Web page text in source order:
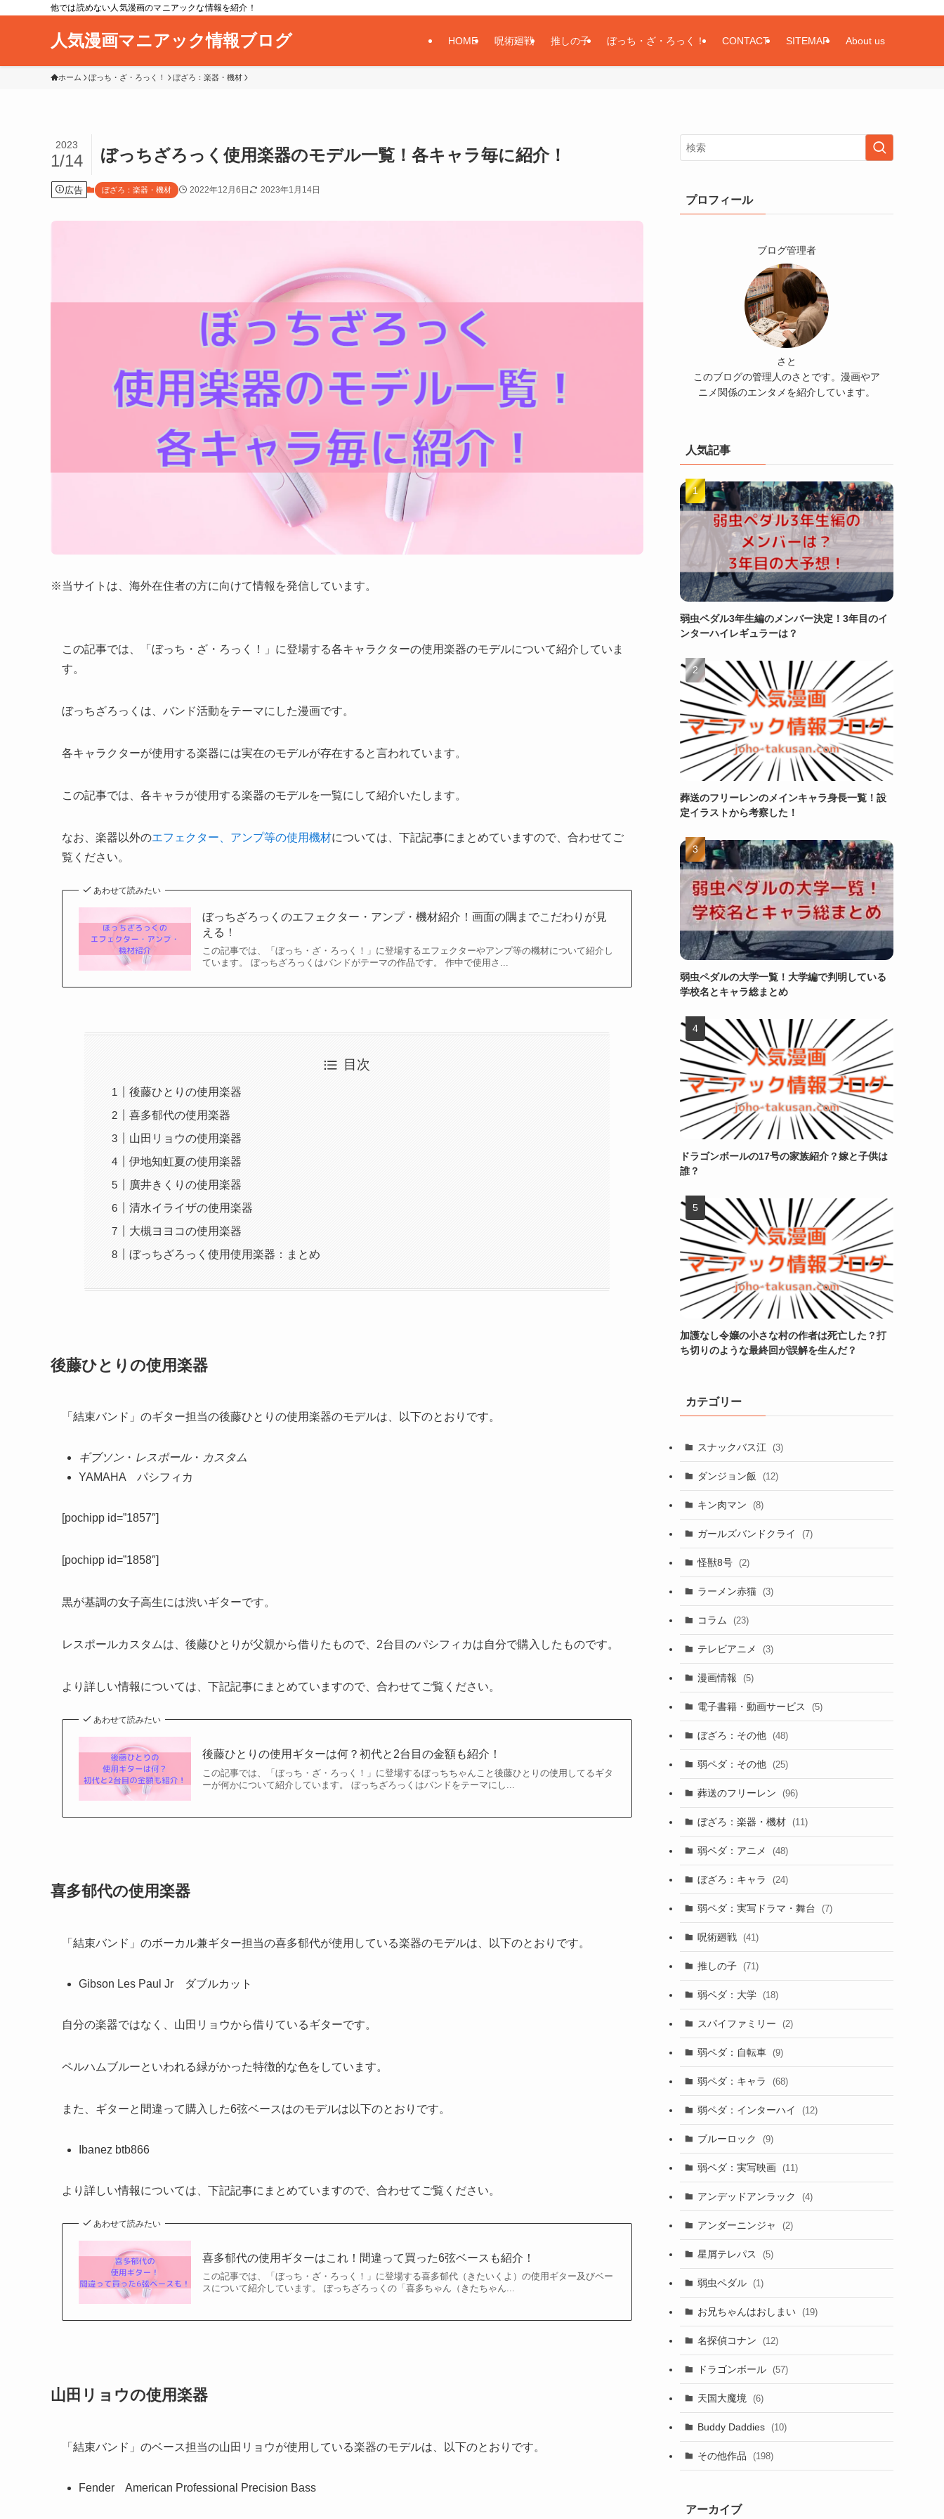
他では読めない人気漫画のマニアックな情報を紹介！
人気漫画マニアック情報ブログ HOME 呪術廻戦 推しの子 ぼっち・ざ・ろっく！ CONTACT SITEMAP About us
ホーム ぼっち・ざ・ろっく！ ぼざろ：楽器・機材
ぼっちざろっく使用楽器のモデル一覧！各キャラ毎に紹介！
2023
1/14
広告 ぼざろ：楽器・機材 2022年12月6日 2023年1月14日
※当サイトは、海外在住者の方に向けて情報を発信しています。
この記事では、「ぼっち・ざ・ろっく！」に登場する各キャラクターの使用楽器のモデルについて紹介していま
す。
ぼっちざろっくは、バンド活動をテーマにした漫画です。
各キャラクターが使用する楽器には実在のモデルが存在すると言われています。
この記事では、各キャラが使用する楽器のモデルを一覧にして紹介いたします。
なお、楽器以外のエフェクター、アンプ等の使用機材については、下記記事にまとめていますので、合わせてご
覧ください。
あわせて読みたい
ぼっちざろっくのエフェクター・アンプ・機材紹介！画面の隅までこだわりが見
える！
この記事では、「ぼっち・ざ・ろっく！」に登場するエフェクターやアンプ等の機材について紹介し
ています。 ぼっちざろっくはバンドがテーマの作品です。 作中で使用さ...
目次
後藤ひとりの使用楽器
喜多郁代の使用楽器
山田リョウの使用楽器
伊地知虹夏の使用楽器
廣井きくりの使用楽器
清水イライザの使用楽器
大槻ヨヨコの使用楽器
ぼっちざろっく使用使用楽器：まとめ
後藤ひとりの使用楽器
「結束バンド」のギター担当の後藤ひとりの使用楽器のモデルは、以下のとおりです。
ギブソン・ レスポール・ カスタム
YAMAHA パシフィカ
[pochipp id=”1857″]
[pochipp id=”1858″]
黒が基調の女子高生には渋いギターです。
レスポールカスタムは、後藤ひとりが父親から借りたもので、2台目のパシフィカは自分で購入したものです。
より詳しい情報については、下記記事にまとめていますので、合わせてご覧ください。
あわせて読みたい
後藤ひとりの使用ギターは何？初代と2台目の金額も紹介！
この記事では、「ぼっち・ざ・ろっく！」に登場するぼっちちゃんこと後藤ひとりの使用してるギタ
ーが何かについて紹介しています。 ぼっちざろっくはバンドをテーマにし...
喜多郁代の使用楽器
「結束バンド」のボーカル兼ギター担当の喜多郁代が使用している楽器のモデルは、以下のとおりです。
Gibson Les Paul Jr ダブルカット
自分の楽器ではなく、山田リョウから借りているギターです。
ペルハムブルーといわれる緑がかった特徴的な色をしています。
また、ギターと間違って購入した6弦ベースはのモデルは以下のとおりです。
Ibanez btb866
より詳しい情報については、下記記事にまとめていますので、合わせてご覧ください。
あわせて読みたい
喜多郁代の使用ギターはこれ！間違って買った6弦ベースも紹介！
この記事では、「ぼっち・ざ・ろっく！」に登場する喜多郁代（きたいくよ）の使用ギター及びベー
スについて紹介しています。 ぼっちざろっくの「喜多ちゃん（きたちゃん...
山田リョウの使用楽器
「結束バンド」のベース担当の山田リョウが使用している楽器のモデルは、以下のとおりです。
Fender American Professional Precision Bass
プロフィール
ブログ管理者
さと
このブログの管理人のさとです。漫画やア
ニメ関係のエンタメを紹介しています。
人気記事
弱虫ペダル3年生編のメンバー決定！3年目のイ
ンターハイレギュラーは？
葬送のフリーレンのメインキャラ身長一覧！設
定イラストから考察した！
弱虫ペダルの大学一覧！大学編で判明している
学校名とキャラ総まとめ
ドラゴンボールの17号の家族紹介？嫁と子供は
誰？
加護なし令嬢の小さな村の作者は死亡した？打
ち切りのような最終回が誤解を生んだ？
カテゴリー
スナックバス江 (3)
ダンジョン飯 (12)
キン肉マン (8)
ガールズバンドクライ (7)
怪獣8号 (2)
ラーメン赤猫 (3)
コラム (23)
テレビアニメ (3)
漫画情報 (5)
電子書籍・動画サービス (5)
ぼざろ：その他 (48)
弱ペダ：その他 (25)
葬送のフリーレン (96)
ぼざろ：楽器・機材 (11)
弱ペダ：アニメ (48)
ぼざろ：キャラ (24)
弱ペダ：実写ドラマ・舞台 (7)
呪術廻戦 (41)
推しの子 (71)
弱ペダ：大学 (18)
スパイファミリー (2)
弱ペダ：自転車 (9)
弱ペダ：キャラ (68)
弱ペダ：インターハイ (12)
ブルーロック (9)
弱ペダ：実写映画 (11)
アンデッドアンラック (4)
アンダーニンジャ (2)
星屑テレパス (5)
弱虫ペダル (1)
お兄ちゃんはおしまい (19)
名探偵コナン (12)
ドラゴンボール (57)
天国大魔境 (6)
Buddy Daddies (10)
その他作品 (198)
アーカイブ